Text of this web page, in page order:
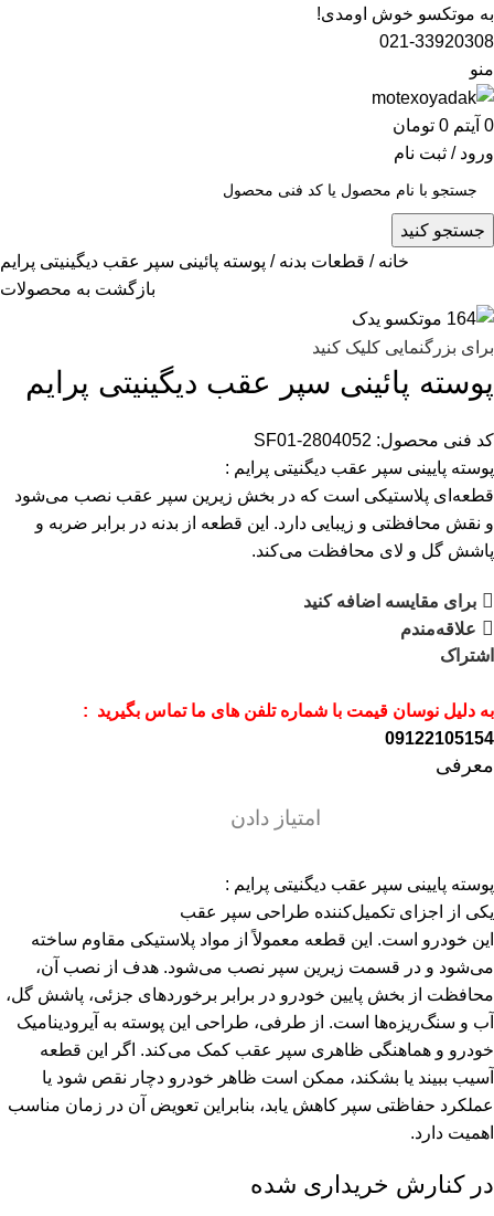
به موتکسو خوش اومدی!
021-33920308
منو
0 آیتم 0 تومان
ورود / ثبت نام
جستجو کنید
خانه قطعات بدنه پوسته پائینی سپر عقب دیگینیتی پرایم
بازگشت به محصولات
برای بزرگنمایی کلیک کنید
پوسته پائینی سپر عقب دیگینیتی پرایم
کد فنی محصول: SF01-2804052
پوسته پایینی سپر عقب دیگنیتی پرایم :
قطعه‌ای پلاستیکی است که در بخش زیرین سپر عقب نصب می‌شود
و نقش محافظتی و زیبایی دارد. این قطعه از بدنه در برابر ضربه و
پاشش گل و لای محافظت می‌کند.
برای مقایسه اضافه کنید
علاقه‌مندم
اشتراک
به دلیل نوسان قیمت با شماره تلفن های ما تماس بگیرید :
09122105154
معرفی
امتیاز دادن
پوسته پایینی سپر عقب دیگنیتی پرایم :
یکی از اجزای تکمیل‌کننده طراحی سپر عقب
این خودرو است. این قطعه معمولاً از مواد پلاستیکی مقاوم ساخته
می‌شود و در قسمت زیرین سپر نصب می‌شود. هدف از نصب آن،
محافظت از بخش پایین خودرو در برابر برخوردهای جزئی، پاشش گل،
آب و سنگ‌ریزه‌ها است. از طرفی، طراحی این پوسته به آیرودینامیک
خودرو و هماهنگی ظاهری سپر عقب کمک می‌کند. اگر این قطعه
آسیب ببیند یا بشکند، ممکن است ظاهر خودرو دچار نقص شود یا
عملکرد حفاظتی سپر کاهش یابد، بنابراین تعویض آن در زمان مناسب
اهمیت دارد.
در کنارش خریداری شده